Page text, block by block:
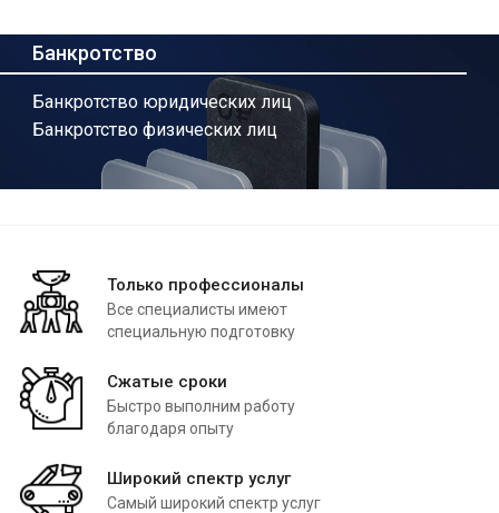
Банкротство
Банкротство юридических лиц
Банкротство физических лиц
Только профессионалы
Все специалисты имеют
специальную подготовку
Сжатые сроки
Быстро выполним работу
благодаря опыту
Широкий спектр услуг
Самый широкий спектр услуг